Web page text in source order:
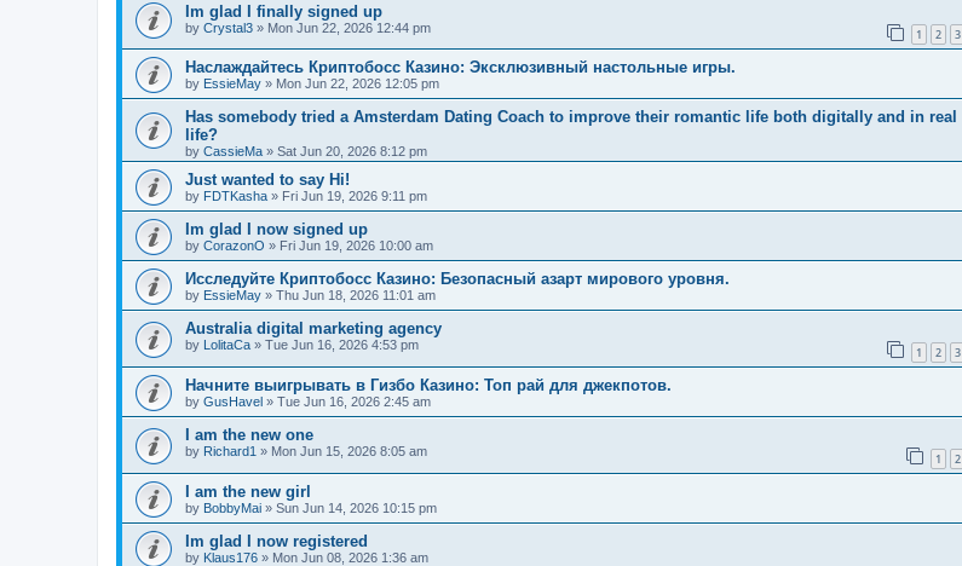
Im glad I finally signed up
by Crystal3 » Mon Jun 22, 2026 12:44 pm 1 2 3
Наслаждайтесь Криптобосс Казино: Эксклюзивный настольные игры.
by EssieMay » Mon Jun 22, 2026 12:05 pm
Has somebody tried a Amsterdam Dating Coach to improve their romantic life both digitally and in real
life?
by CassieMa » Sat Jun 20, 2026 8:12 pm
Just wanted to say Hi!
by FDTKasha » Fri Jun 19, 2026 9:11 pm
Im glad I now signed up
by CorazonO » Fri Jun 19, 2026 10:00 am
Исследуйте Криптобосс Казино: Безопасный азарт мирового уровня.
by EssieMay » Thu Jun 18, 2026 11:01 am
Australia digital marketing agency
by LolitaCa » Tue Jun 16, 2026 4:53 pm 1 2 3
Начните выигрывать в Гизбо Казино: Топ рай для джекпотов.
by GusHavel » Tue Jun 16, 2026 2:45 am
I am the new one
by Richard1 » Mon Jun 15, 2026 8:05 am 1 2
I am the new girl
by BobbyMai » Sun Jun 14, 2026 10:15 pm
Im glad I now registered
by Klaus176 » Mon Jun 08, 2026 1:36 am